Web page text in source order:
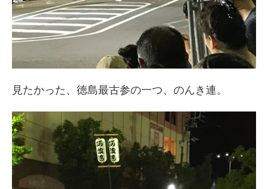
見たかった、徳島最古参の一つ、のんき連。